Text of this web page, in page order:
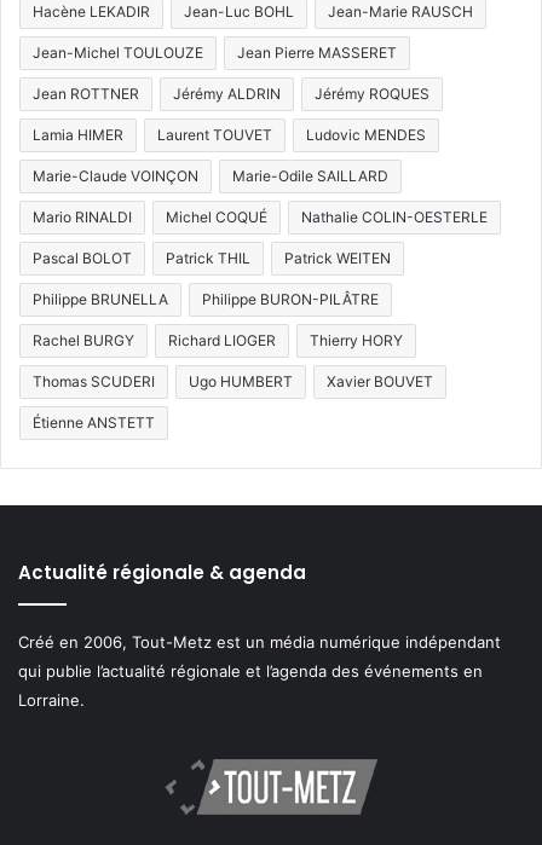
Hacène LEKADIR Jean-Luc BOHL Jean-Marie RAUSCH
Jean-Michel TOULOUZE Jean Pierre MASSERET
Jean ROTTNER Jérémy ALDRIN Jérémy ROQUES
Lamia HIMER Laurent TOUVET Ludovic MENDES
Marie-Claude VOINÇON Marie-Odile SAILLARD
Mario RINALDI Michel COQUÉ Nathalie COLIN-OESTERLE
Pascal BOLOT Patrick THIL Patrick WEITEN
Philippe BRUNELLA Philippe BURON-PILÂTRE
Rachel BURGY Richard LIOGER Thierry HORY
Thomas SCUDERI Ugo HUMBERT Xavier BOUVET
Étienne ANSTETT
Actualité régionale & agenda
Créé en 2006, Tout-Metz est un média numérique indépendant
qui publie l’actualité régionale et l’agenda des événements en
Lorraine.